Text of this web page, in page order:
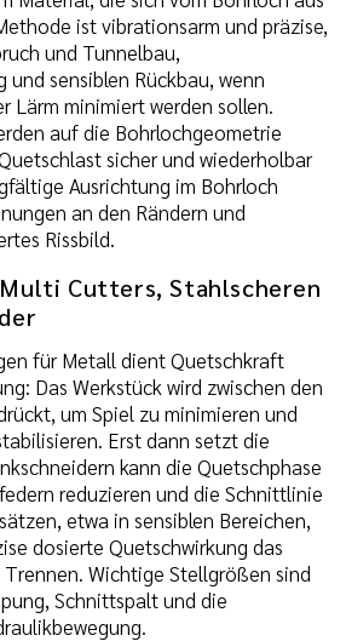
ist vibrationsarm und präzise,
und Tunnelbau,
sensiblen Rückbau, wenn
Lärm minimiert werden sollen.
auf die Bohrlochgeometrie
sicher und wiederholbar
Ausrichtung im Bohrloch
an den Rändern und
Rissbild.
Cutters, Stahlscheren
für Metall dient Quetschkraft
Das Werkstück wird zwischen den
um Spiel zu minimieren und
Erst dann setzt die
kann die Quetschphase
reduzieren und die Schnittlinie
etwa in sensiblen Bereichen,
dosierte Quetschwirkung das
Wichtige Stellgrößen sind
Schnittspalt und die